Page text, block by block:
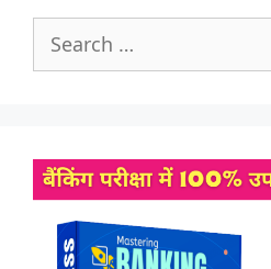
for: